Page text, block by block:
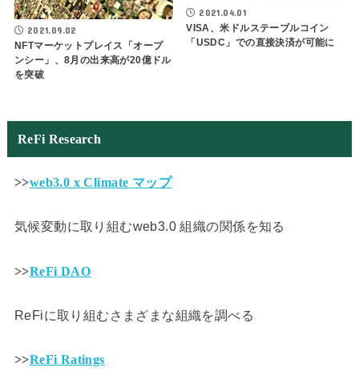
2021.09.02
NFTマーケットプレイス「オープ
ンシー」、8月の出来高が20億ドル
を突破
2021.04.01
VISA、米ドルステーブルコイン
「USDC」での直接決済が可能に
ReFi Research
>>web3.0 x Climate マップ
気候変動に取り組むweb3.0 組織の関係を知る
>>ReFi DAO
ReFiに取り組むさまざまな組織を調べる
>>ReFi Ratings